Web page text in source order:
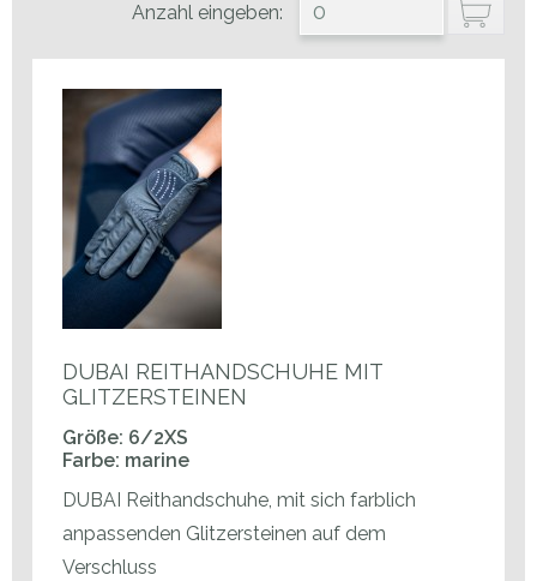
Anzahl eingeben:
DUBAI REITHANDSCHUHE MIT
GLITZERSTEINEN
Größe: 6/2XS
Farbe: marine
DUBAI Reithandschuhe, mit sich farblich
anpassenden Glitzersteinen auf dem
Verschluss